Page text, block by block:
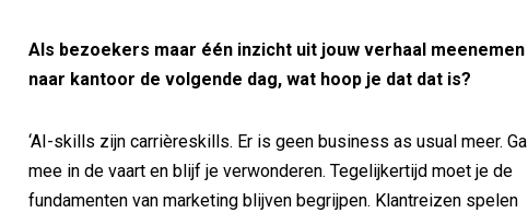
Als bezoekers maar één inzicht uit jouw verhaal meenemen
naar kantoor de volgende dag, wat hoop je dat dat is?
‘AI-skills zijn carrièreskills. Er is geen business as usual meer. Ga
mee in de vaart en blijf je verwonderen. Tegelijkertijd moet je de
fundamenten van marketing blijven begrijpen. Klantreizen spelen